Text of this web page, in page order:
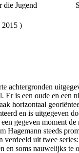
Jugend
2015 )
achtergronden
Er is een oude en een
horizontaal
en is uitgegeven
gegeven moment
Hagemann steeds
verdeeld uit twee
en soms nauwelijks